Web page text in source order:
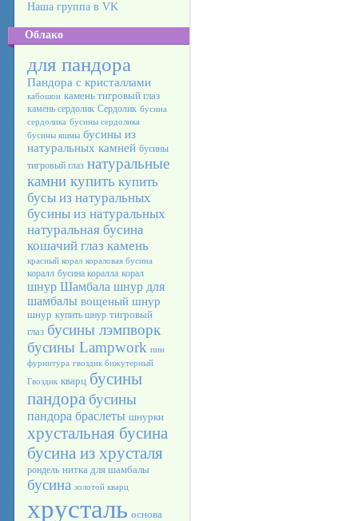
Наша группа в VK
Облако
для пандора
Пандора с кристаллами
кабошон камень тигровый глаз
камень сердолик Сердолик бусина
сердолика бусины сердолика
бусины яшмы бусины из
натуральных камней бусины
тигровый глаз натуральные
камни купить купить
бусы из натуральных
бусины из натуральных
натуральная бусина
кошачий глаз камень
красный корал кораловая бусина
коралл бусина коралла корал
шнур Шамбала шнур для
шамбалы вощеный шнур
шнур купить шнур тигровый
глаз бусины лэмпворк
бусины Lampwork пин
фурнитура гвоздик бижутерный
Гвоздик кварц бусины
пандора бусины
пандора браслеты шнурки
хрустальная бусина
бусина из хрусталя
рондель нитка для шамбалы
бусина золотой кварц
хрусталь основа